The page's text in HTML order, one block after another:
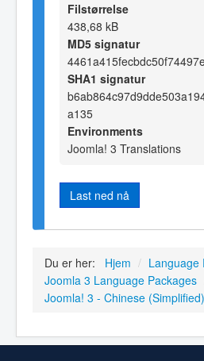
Filstørrelse
438,68 kB
MD5 signatur
SHA1 signatur
a135
Environments
Joomla! 3 Translations
Last ned nå
Du er her: Hjem / Language
Joomla 3 Language Packages
Joomla! 3 - Chinese (Simplified)